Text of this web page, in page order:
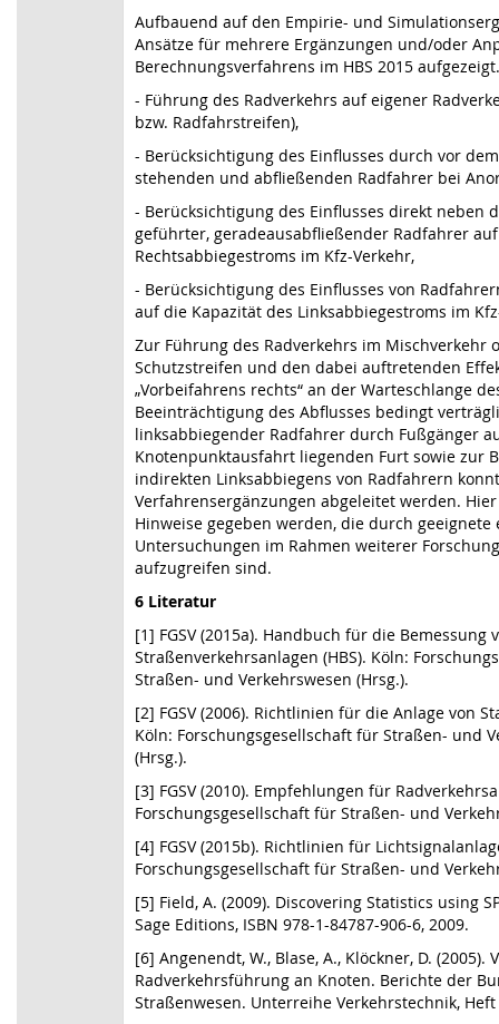
Aufbauend auf den Empirie- und
Ansätze für mehrere Ergänzungen und/oder
Berechnungsverfahrens im HBS 2015 aufgezeigt.
- Führung des Radverkehrs auf eigener
bzw. Radfahrstreifen),
- Berücksichtigung des Einflusses durch vor
stehenden und abfließenden Radfahrer bei
- Berücksichtigung des Einflusses direkt neben
geführter, geradeausabfließender Radfahrer
Rechtsabbiegestroms im Kfz-Verkehr,
- Berücksichtigung des Einflusses von
auf die Kapazität des Linksabbiegestroms im
Zur Führung des Radverkehrs im Mischverkehr
Schutzstreifen und den dabei auftretenden
„Vorbeifahrens rechts“ an der Warteschlange
Beeinträchtigung des Abflusses bedingt
linksabbiegender Radfahrer durch Fußgänger
Knotenpunktausfahrt liegenden Furt sowie zur
indirekten Linksabbiegens von Radfahrern
Verfahrensergänzungen abgeleitet werden.
Hinweise gegeben werden, die durch geeignete
Untersuchungen im Rahmen weiterer
aufzugreifen sind.
6 Literatur
[1] FGSV (2015a). Handbuch für die Bemessung
Straßenverkehrsanlagen (HBS). Köln:
Straßen- und Verkehrswesen (Hrsg.).
[2] FGSV (2006). Richtlinien für die Anlage von
Köln: Forschungsgesellschaft für Straßen- und
(Hrsg.).
[3] FGSV (2010). Empfehlungen für
Forschungsgesellschaft für Straßen- und
[4] FGSV (2015b). Richtlinien für
Forschungsgesellschaft für Straßen- und
[5] Field, A. (2009). Discovering Statistics using
Sage Editions, ISBN 978-1-84787-906-6, 2009.
[6] Angenendt, W., Blase, A., Klöckner, D. (2005).
Radverkehrsführung an Knoten. Berichte der
Straßenwesen. Unterreihe Verkehrstechnik, Heft